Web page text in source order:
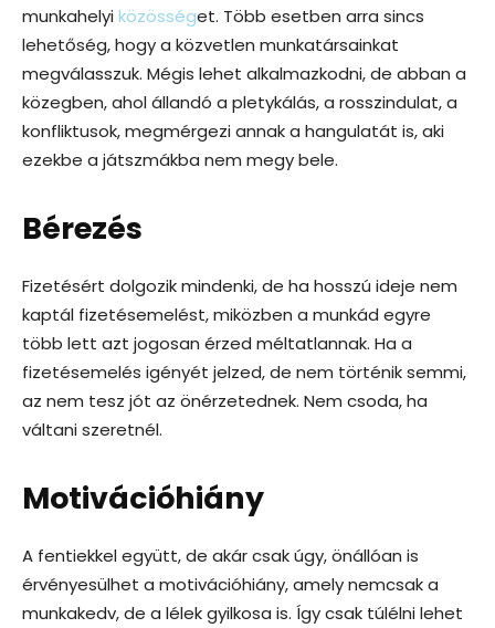
munkahelyiközösséget. Több esetben arra sincs
lehetőség, hogy a közvetlen munkatársainkat
megválasszuk. Mégis lehet alkalmazkodni, de abban a
közegben, ahol állandó a pletykálás, a rosszindulat, a
konfliktusok, megmérgezi annak a hangulatát is, aki
ezekbe a játszmákba nem megy bele.
Bérezés
Fizetésért dolgozik mindenki, de ha hosszú ideje nem
kaptál fizetésemelést, miközben a munkád egyre
több lett azt jogosan érzed méltatlannak. Ha a
fizetésemelés igényét jelzed, de nem történik semmi,
az nem tesz jót az önérzetednek. Nem csoda, ha
váltani szeretnél.
Motivációhiány
A fentiekkel együtt, de akár csak úgy, önállóan is
érvényesülhet a motivációhiány, amely nemcsak a
munkakedv, de a lélek gyilkosa is. Így csak túlélni lehet